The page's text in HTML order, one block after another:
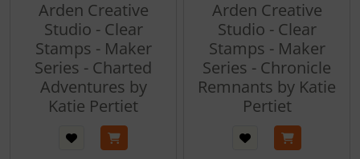
Arden Creative
Studio - Clear
Stamps - Maker
Series - Charted
Adventures by
Katie Pertiet
Arden Creative
Studio - Clear
Stamps - Maker
Series - Chronicle
Remnants by Katie
Pertiet